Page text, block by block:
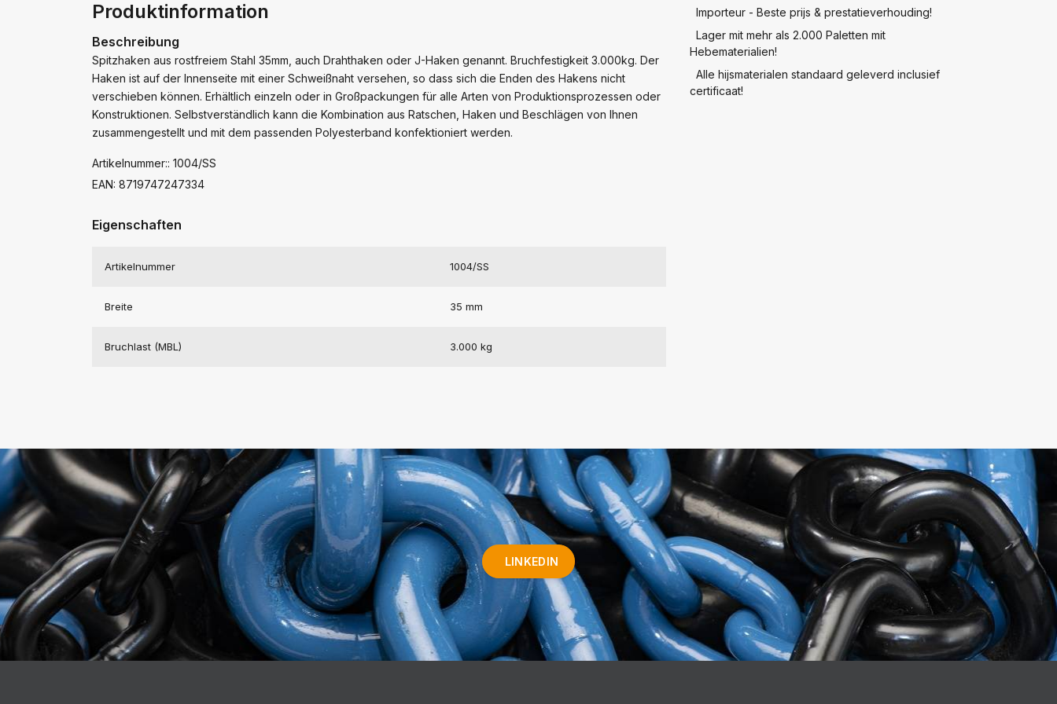
Importeur - Beste prijs & prestatieverhouding!
Lager mit mehr als 2.000 Paletten mit
Hebematerialien!
Alle hijsmaterialen standaard geleverd inclusief
certificaat!
Produktinformation
Beschreibung
Spitzhaken aus rostfreiem Stahl 35mm, auch Drahthaken oder J-Haken genannt. Bruchfestigkeit 3.000kg. Der
Haken ist auf der Innenseite mit einer Schweißnaht versehen, so dass sich die Enden des Hakens nicht
verschieben können. Erhältlich einzeln oder in Großpackungen für alle Arten von Produktionsprozessen oder
Konstruktionen. Selbstverständlich kann die Kombination aus Ratschen, Haken und Beschlägen von Ihnen
zusammengestellt und mit dem passenden Polyesterband konfektioniert werden.
Artikelnummer:: 1004/SS
EAN: 8719747247334
Eigenschaften
Artikelnummer 1004/SS
Breite 35 mm
Bruchlast (MBL) 3.000 kg
LINKEDIN